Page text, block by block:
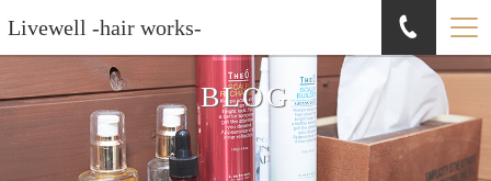
Livewell -hair works-
BLOG